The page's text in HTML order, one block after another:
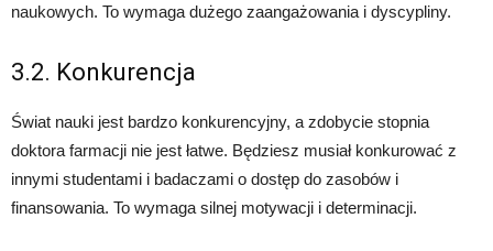
naukowych. To wymaga dużego zaangażowania i dyscypliny.
3.2. Konkurencja
Świat nauki jest bardzo konkurencyjny, a zdobycie stopnia
doktora farmacji nie jest łatwe. Będziesz musiał konkurować z
innymi studentami i badaczami o dostęp do zasobów i
finansowania. To wymaga silnej motywacji i determinacji.